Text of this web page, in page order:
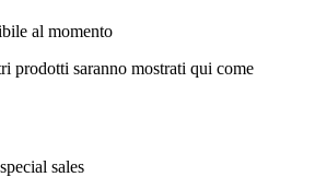
al momento
prodotti saranno mostrati qui come
sales